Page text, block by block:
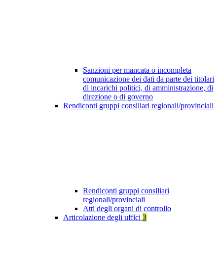
Sanzioni per mancata o incompleta
comunicazione dei dati da parte dei titolari
di incarichi politici, di amministrazione, di
direzione o di governo
Rendiconti gruppi consiliari regionali/provinciali
Rendiconti gruppi consiliari
regionali/provinciali
Atti degli organi di controllo
Articolazione degli uffici 3